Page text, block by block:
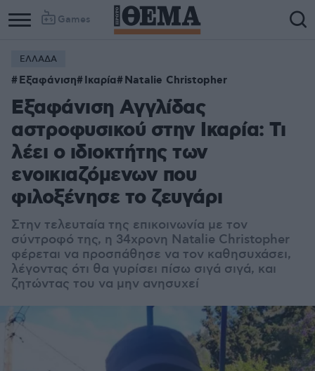
Games
ΕΛΛΑΔΑ
Εξαφάνιση Ικαρία Natalie Christopher
Εξαφάνιση Αγγλίδας
αστροφυσικού στην Ικαρία: Τι
λέει o ιδιοκτήτης των
ενοικιαζόμενων που
φιλοξένησε το ζευγάρι
Στην τελευταία της επικοινωνία με τον
σύντροφό της, η 34χρονη Natalie Christopher
φέρεται να προσπάθησε να τον καθησυχάσει,
λέγοντας ότι θα γυρίσει πίσω σιγά σιγά, και
ζητώντας του να μην ανησυχεί